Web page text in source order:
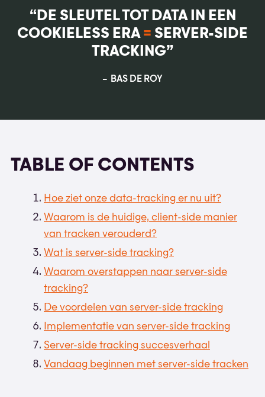
“DE SLEUTEL TOT DATA IN EEN
COOKIELESS ERA = SERVER-SIDE
TRACKING”
BAS DE ROY
TABLE OF CONTENTS
Hoe ziet onze data-tracking er nu uit?
Waarom is de huidige, client-side manier
van tracken verouderd?
Wat is server-side tracking?
Waarom overstappen naar server-side
tracking?
De voordelen van server-side tracking
Implementatie van server-side tracking
Server-side tracking succesverhaal
Vandaag beginnen met server-side tracken